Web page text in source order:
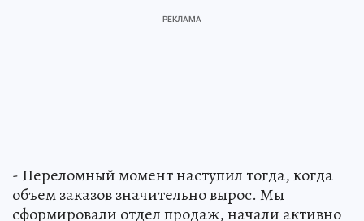
- Переломный момент наступил тогда, когда
объем заказов значительно вырос. Мы
сформировали отдел продаж, начали активно